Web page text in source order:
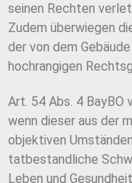
seinen Rechten
Zudem überwiegen
der von dem
hochrangigen
Art. 54 Abs. 4
wenn dieser aus der
objektiven
tatbestandliche
Leben und